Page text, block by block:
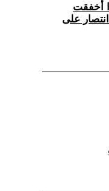
أخفقت
على